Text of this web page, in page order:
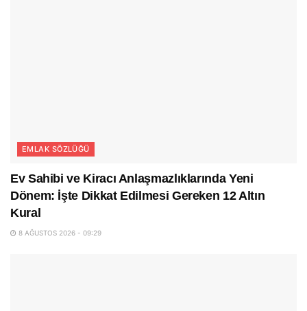
EMLAK SÖZLÜĞÜ
Ev Sahibi ve Kiracı Anlaşmazlıklarında Yeni
Dönem: İşte Dikkat Edilmesi Gereken 12 Altın
Kural
8 AĞUSTOS 2026 - 09:29